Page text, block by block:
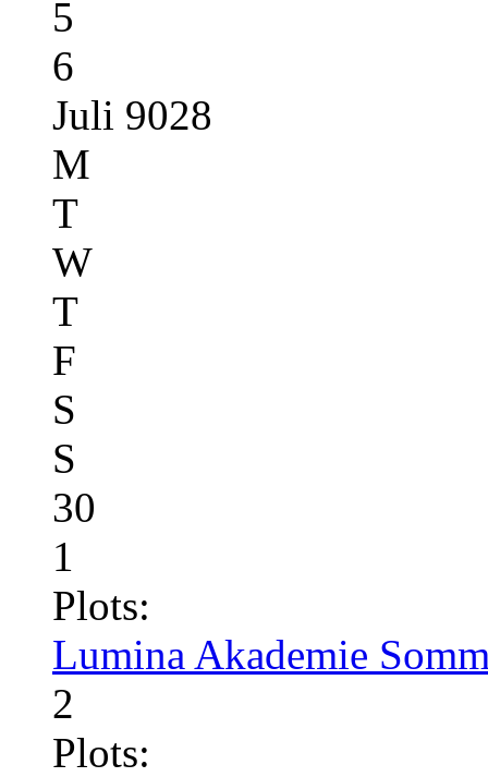
5
6
Juli 9028
M
T
W
T
F
S
S
30
1
Plots:
Lumina Akademie
2
Plots: